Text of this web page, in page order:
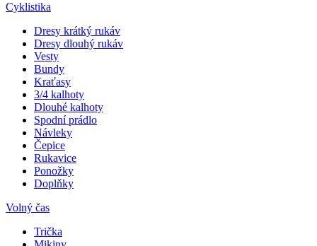
Cyklistika
Dresy krátký rukáv
Dresy dlouhý rukáv
Vesty
Bundy
Kraťasy
3/4 kalhoty
Dlouhé kalhoty
Spodní prádlo
Návleky
Čepice
Rukavice
Ponožky
Doplňky
Volný čas
Trička